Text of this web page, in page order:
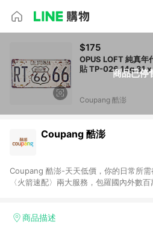
商品已停
$175
OPUS LOFT 純真年
Coupang 酷澎
Coupang 酷澎
Coupang 酷澎-天天低價，你的日常所需
〈火箭速配〉兩大服務，包羅國內外數
加入WOW會員告別湊免運，火箭速配、
商品描述